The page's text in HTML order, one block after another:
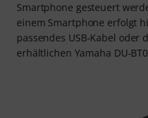
Smartphone gesteuert
einem Smartphone erfolgt
passendes USB-Kabel
erhältlichen Yamaha DU-